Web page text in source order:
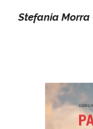
Stefania Morra